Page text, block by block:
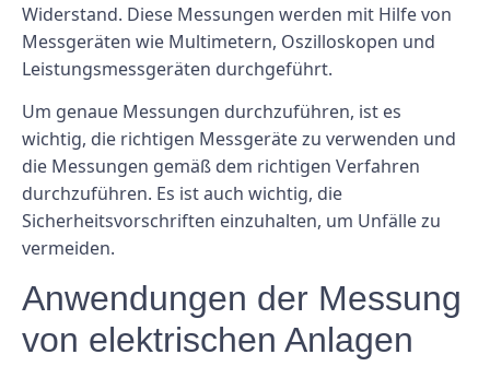
Widerstand. Diese Messungen werden mit Hilfe von
Messgeräten wie Multimetern, Oszilloskopen und
Leistungsmessgeräten durchgeführt.
Um genaue Messungen durchzuführen, ist es
wichtig, die richtigen Messgeräte zu verwenden und
die Messungen gemäß dem richtigen Verfahren
durchzuführen. Es ist auch wichtig, die
Sicherheitsvorschriften einzuhalten, um Unfälle zu
vermeiden.
Anwendungen der Messung
von elektrischen Anlagen